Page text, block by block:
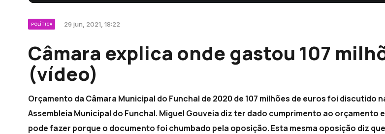
POLÍTICA 29 jun, 2021, 18:22
Câmara explica onde gastou 107
(vídeo)
Orçamento da Câmara Municipal do Funchal de 2020 de 107 milhões de euros foi discutido
Assembleia Municipal do Funchal. Miguel Gouveia diz ter dado cumprimento ao orçamento
pode fazer porque o documento foi chumbado pela oposição. Esta mesma oposição diz